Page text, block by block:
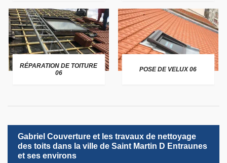
RÉPARATION DE TOITURE
06
POSE DE VELUX 06
Gabriel Couverture et les travaux de nettoyage
des toits dans la ville de Saint Martin D Entraunes
et ses environs